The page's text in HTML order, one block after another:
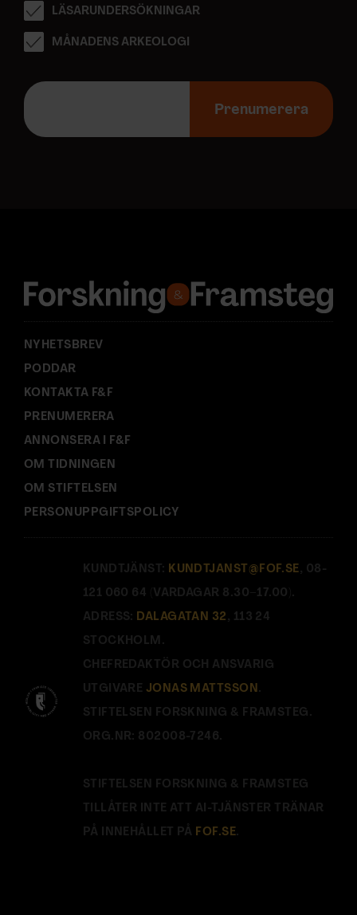
LÄSARUNDERSÖKNINGAR
MÅNADENS ARKEOLOGI
E
p
s
:
Prenumerera
NYHETSBREV
PODDAR
KONTAKTA F&F
PRENUMERERA
ANNONSERA I F&F
OM TIDNINGEN
OM STIFTELSEN
PERSONUPPGIFTSPOLICY
KUNDTJÄNST: KUNDTJANST@FOF.SE , 08-
121 060 64 (VARDAGAR 8.30–17.00).
ADRESS: DALAGATAN 32 , 113 24
STOCKHOLM.
CHEFREDAKTÖR OCH ANSVARIG
UTGIVARE JONAS MATTSSON.
STIFTELSEN FORSKNING & FRAMSTEG.
ORG.NR: 802008-7246.
STIFTELSEN FORSKNING & FRAMSTEG
TILLÅTER INTE ATT AI-TJÄNSTER TRÄNAR
PÅ INNEHÅLLET PÅ FOF.SE.